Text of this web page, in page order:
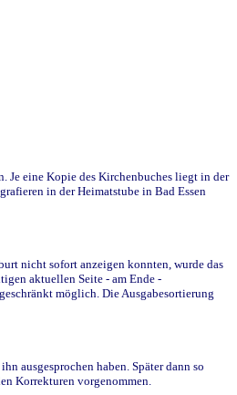
Je eine Kopie des Kirchenbuches liegt in der
in der Heimatstube in Bad Essen
nicht sofort anzeigen konnten, wurde das
aktuellen Seite - am Ende -
möglich. Die Ausgabesortierung
ausgesprochen haben. Später dann so
Korrekturen vorgenommen.